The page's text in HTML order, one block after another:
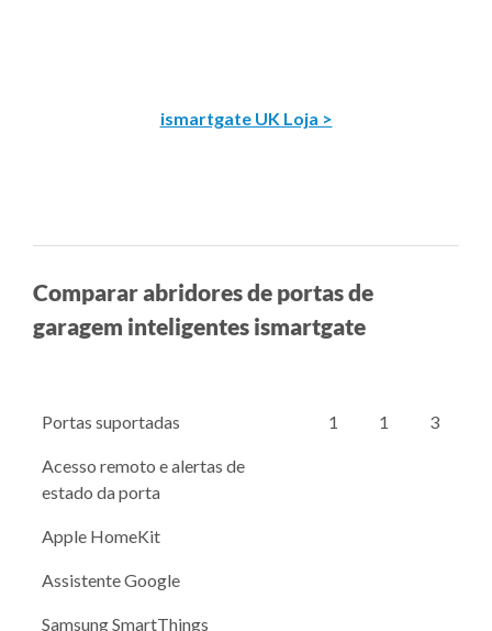
ismartgate UK Loja >
Comparar abridores de portas de
garagem inteligentes ismartgate
Portas suportadas 1 1 3
Acesso remoto e alertas de
estado da porta
Apple HomeKit
Assistente Google
Samsung SmartThings